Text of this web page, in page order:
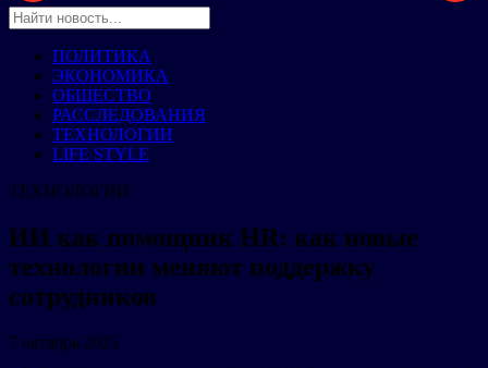
ПОЛИТИКА
ЭКОНОМИКА
ОБЩЕСТВО
РАССЛЕДОВАНИЯ
ТЕХНОЛОГИИ
LIFE STYLE
ТЕХНОЛОГИИ
ИИ как помощник HR: как новые
технологии меняют поддержку
сотрудников
7 октября 2025